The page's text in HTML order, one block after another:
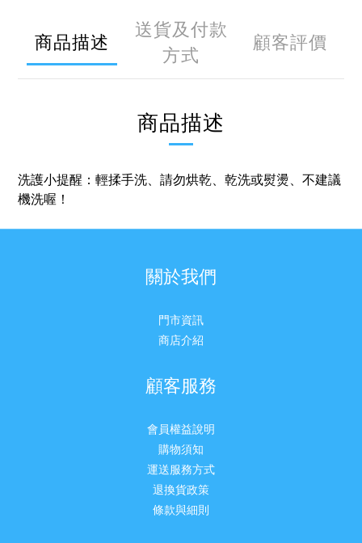
商品描述
送貨及付款
方式
顧客評價
商品描述
洗護小提醒：輕揉手洗、請勿烘乾、乾洗或熨燙、不建議
機洗喔！
關於我們
門市資訊
商店介紹
顧客服務
會員權益說明
購物須知
運送服務方式
退換貨政策
條款與細則